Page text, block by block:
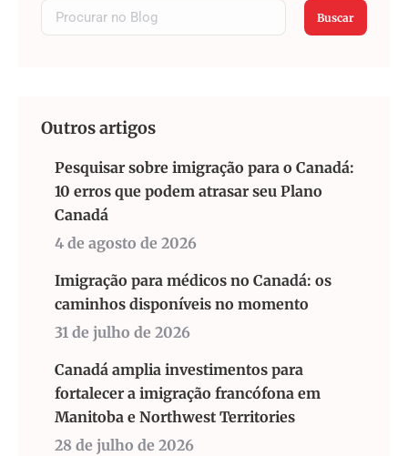
Buscar
Outros artigos
Pesquisar sobre imigração para o Canadá:
10 erros que podem atrasar seu Plano
Canadá
4 de agosto de 2026
Imigração para médicos no Canadá: os
caminhos disponíveis no momento
31 de julho de 2026
Canadá amplia investimentos para
fortalecer a imigração francófona em
Manitoba e Northwest Territories
28 de julho de 2026